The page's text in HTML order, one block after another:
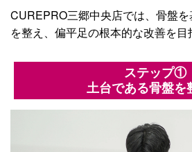
CUREPRO三郷中央店では、骨盤
を整え、偏平足の根本的な改善を目
ステップ①
土台である骨盤を